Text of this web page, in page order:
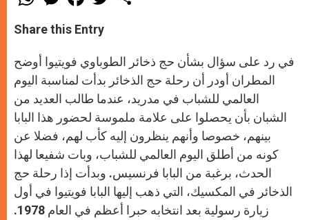
h
t
s
p
p
e
s
e
e
r
a
e
b
o
k
w
r
Share this Entry
في رد على سؤال بشأن حج ذخائر الطوباوي فويتيوا أوضح
المطران أودر أن رحلة حج الذخائر بدأت لمناسبة اليوم
العالمي للشباب في مدريد، عندما طالب العديد من
الشبان بأن يحصلوا على علامة ملموسة لحضور هذا البابا
بينهم، خصوصا وأنهم ينظرون إليه كأب لهم، فضلا عن
كونه من أطلق اليوم العالمي للشباب، وبات شفيعا لهذا
الحدث، برغبة من البابا فرنسيس. وبدأت إذا رحلة حج
الذخائر في المكسيك، التي ذهب إليها البابا فويتيوا في أول
زيارة رسولية بعد انتخابه حبرا أعظم في العام 1978.